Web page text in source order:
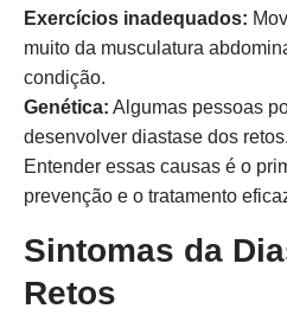
Exercícios inadequados:
muito da musculatura
condição.
Genética: Algumas pessoas
desenvolver diastase dos retos.
Entender essas causas é o
prevenção e o tratamento
Sintomas da
Retos